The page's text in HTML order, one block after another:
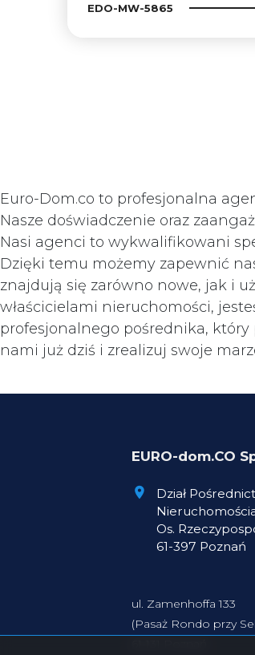
EDO-MW-5865
Euro-Dom.co to profesjonalna
Nasze doświadczenie oraz
Nasi agenci to wykwalifikowani
Dzięki temu możemy zapewnić
znajdują się zarówno nowe, jak i
właścicielami nieruchomości,
profesjonalnego pośrednika,
nami już dziś i zrealizuj swoje
EURO-dom.CO
Dział
Os.
61-397 Poznań
ul. Zamenhoffa 133
(Pasaż Rondo przy